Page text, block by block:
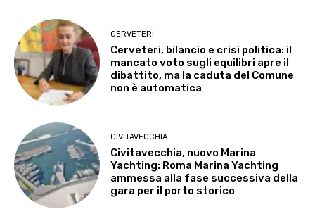
CERVETERI
Cerveteri, bilancio e crisi politica: il
mancato voto sugli equilibri apre il
dibattito, ma la caduta del Comune
non è automatica
CIVITAVECCHIA
Civitavecchia, nuovo Marina
Yachting: Roma Marina Yachting
ammessa alla fase successiva della
gara per il porto storico